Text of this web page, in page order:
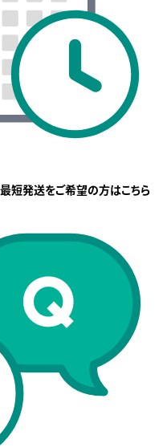
短発送をご希望の方はこちら